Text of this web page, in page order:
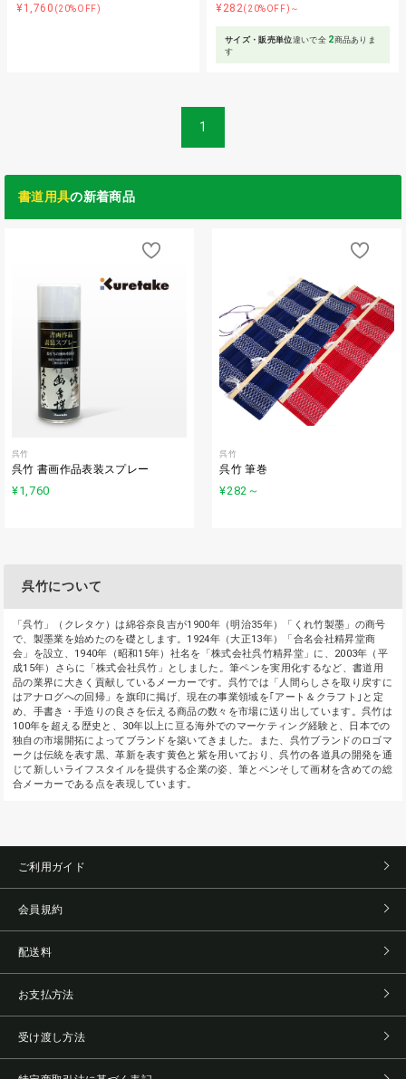
¥1,760 (20%OFF) ¥282(20%OFF)～
サイズ・販売単位違いで全 2商品ありま
す
1
書道用具の新着商品
呉竹
呉竹 書画作品表装スプレー
¥1,760
呉竹
呉竹 筆巻
¥282 ～
呉竹について
「呉竹」（クレタケ）は綿谷奈良吉が1900年（明治35年）「くれ竹製墨」の商号
で、製墨業を始めたのを礎とします。1924年（大正13年）「合名会社精昇堂商
会」を設立、1940年（昭和15年）社名を「株式会社呉竹精昇堂」に、2003年（平
成15年）さらに「株式会社呉竹」としました。筆ペンを実用化するなど、書道用
品の業界に大きく貢献しているメーカーです。呉竹では「人間らしさを取り戻すに
はアナログへの回帰」を旗印に掲げ、現在の事業領域を｢アート＆クラフト｣と定
め、手書き・手造りの良さを伝える商品の数々を市場に送り出しています。呉竹は
100年を超える歴史と、30年以上に亘る海外でのマーケティング経験と、日本での
独自の市場開拓によってブランドを築いてきました。また、呉竹ブランドのロゴマ
ークは伝統を表す黒、革新を表す黄色と紫を用いており、呉竹の各道具の開発を通
じて新しいライフスタイルを提供する企業の姿、筆とペンそして画材を含めての総
合メーカーである点を表現しています。
ご利用ガイド
会員規約
配送料
お支払方法
受け渡し方法